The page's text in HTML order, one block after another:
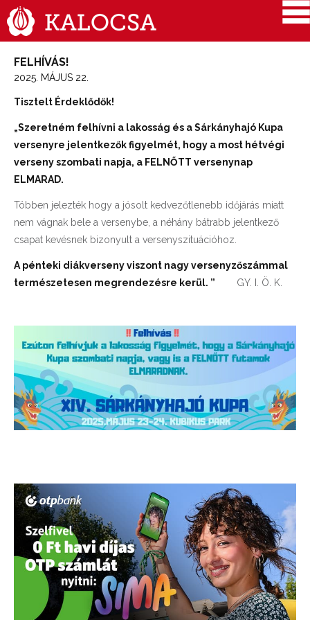
FELHÍVÁS!
2025. MÁJUS 22.
Tisztelt Érdeklődők!
„Szeretném felhívni a lakosság és a Sárkányhajó Kupa
versenyre jelentkezők figyelmét, hogy a most hétvégi
verseny szombati napja, a FELNŐTT versenynap
ELMARAD.
Többen jelezték hogy a jósolt kedvezőtlenebb időjárás miatt
nem vágnak bele a versenybe, a néhány bátrabb jelentkező
csapat kevésnek bizonyult a versenyszituációhoz.
A pénteki diákverseny viszont nagy versenyzőszámmal
természetesen megrendezésre kerül. ”
GY. I. Ö. K.